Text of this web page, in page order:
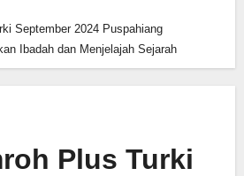
September 2024 Puspahiang
Ibadah dan Menjelajah Sejarah
Plus Turki